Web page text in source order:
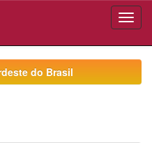
do Brasil